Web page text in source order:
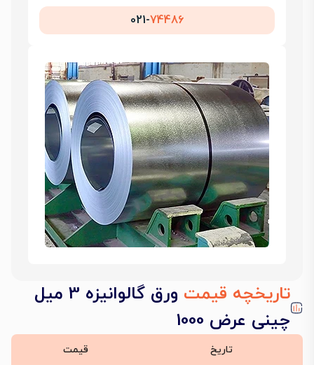
021-74486
تاریخچه قیمت
ورق گالوانیزه 3 میل
چینی عرض 1000
تاریخ قیمت